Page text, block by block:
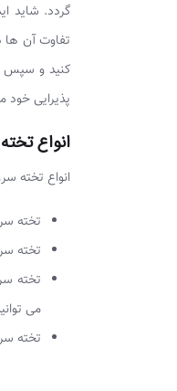
گردد. شاید
تفاوت آن ها
کنید و سپس
پذیرایی خود
انواع
انواع تخته
تخته
تخته
تخته
می
تخته